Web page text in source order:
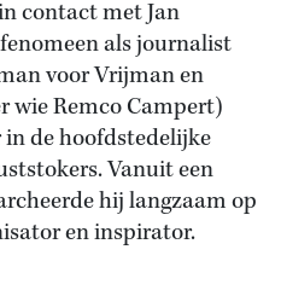
contact met Jan
als journalist
voor Vrijman en
wie Remco Campert)
de hoofdstedelijke
Vanuit een
hij langzaam op
en inspirator.